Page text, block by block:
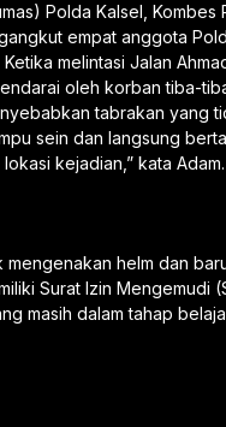
Polda Kalsel, Kombes
empat anggota
melintasi Jalan
oleh korban tiba-
tabrakan yang
sein dan langsung
kejadian,” kata Adam.
helm dan
Surat Izin Mengemudi
masih dalam tahap